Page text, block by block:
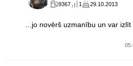
9367 1 29.10.2013
...jo novērš uzmanību un var izlīt